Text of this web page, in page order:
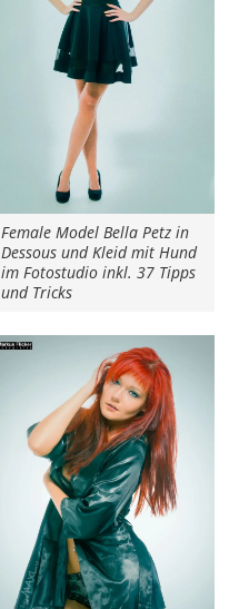
Female Model Bella Petz in
Dessous und Kleid mit Hund
im Fotostudio inkl. 37 Tipps
und Tricks